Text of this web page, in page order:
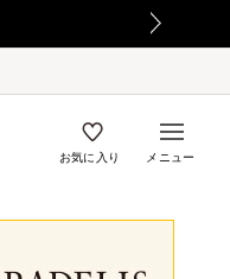
について
お気に入り メニュー